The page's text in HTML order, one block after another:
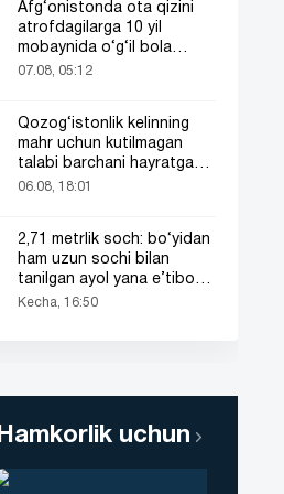
Afg‘onistonda ota qizini
atrofdagilarga 10 yil
mobaynida o‘g‘il bola
sifatida tanishtirdi
07.08, 05:12
Qozog‘istonlik kelinning
mahr uchun kutilmagan
talabi barchani hayratga
soldi
06.08, 18:01
2,71 metrlik soch: bo‘yidan
ham uzun sochi bilan
tanilgan ayol yana e’tibor
markazida
Kecha, 16:50
Hamkorlik uchun